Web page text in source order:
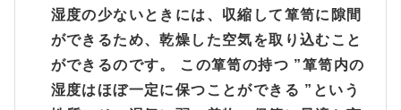
湿度の少ないときには、収縮して箪笥に隙間
ができるため、乾燥した空気を取り込むこと
ができるのです。 この箪笥の持つ ”箪笥内の
湿度はほぼ一定に保つことができる ”という